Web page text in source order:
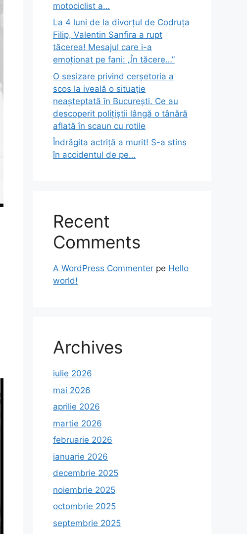
motociclist a…
La 4 luni de la divorțul de Codruța
Filip, Valentin Sanfira a rupt
tăcerea! Mesajul care i-a
emoționat pe fani: „În tăcere…”
O sesizare privind cerșetoria a
scos la iveală o situație
neașteptată în București. Ce au
descoperit polițiștii lângă o tânără
aflată în scaun cu rotile
Îndrăgita actriță a murit! S-a stins
în accidentul de pe…
Recent
Comments
A WordPress Commenter pe Hello
world!
Archives
iulie 2026
mai 2026
aprilie 2026
martie 2026
februarie 2026
ianuarie 2026
decembrie 2025
noiembrie 2025
octombrie 2025
septembrie 2025